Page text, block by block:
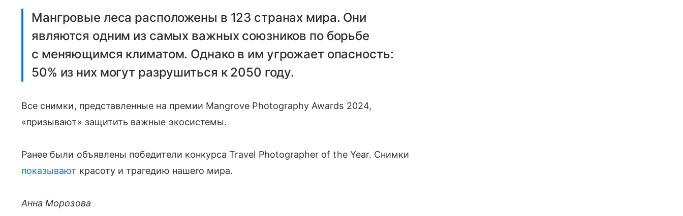
Мангровые леса расположены в 123 странах мира. Они
являются одним из самых важных союзников по борьбе
с меняющимся климатом. Однако в им угрожает опасность:
50% из них могут разрушиться к 2050 году.
Все снимки, представленные на премии Mangrove Photography Awards 2024,
«призывают» защитить важные экосистемы.
Ранее были объявлены победители конкурса Travel Photographer of the Year. Снимки
показывают красоту и трагедию нашего мира.
Анна Морозова